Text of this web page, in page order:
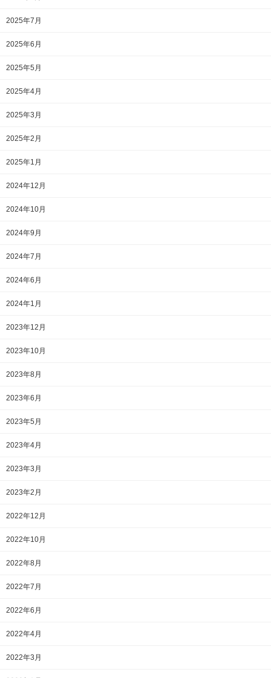
2025年7月
2025年6月
2025年5月
2025年4月
2025年3月
2025年2月
2025年1月
2024年12月
2024年10月
2024年9月
2024年7月
2024年6月
2024年1月
2023年12月
2023年10月
2023年8月
2023年6月
2023年5月
2023年4月
2023年3月
2023年2月
2022年12月
2022年10月
2022年8月
2022年7月
2022年6月
2022年4月
2022年3月